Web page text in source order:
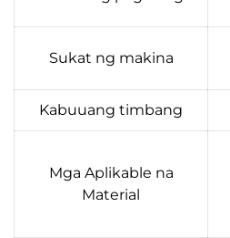
Sukat ng makina
Kabuuang timbang
Mga Aplikable na
Material